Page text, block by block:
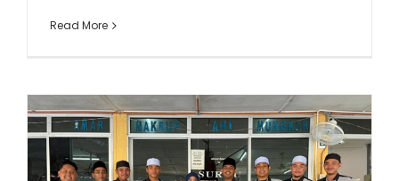
Read More